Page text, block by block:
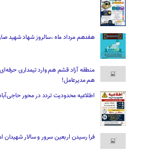
هفدهم مرداد ماه ،سالروز شهاد شهید
منطقه آزاد قشم هم وارد تیمداری
هم مدیرعامل!
اطلاعیه محدودیت تردد در محور
فرا رسیدن اربعین سرور و سالار